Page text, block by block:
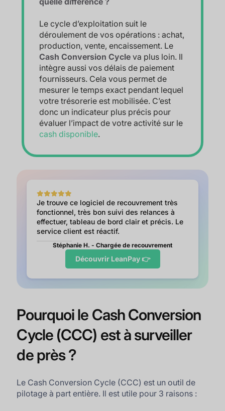
Le cycle d’exploitation suit le
déroulement de vos opérations : achat,
production, vente, encaissement. Le
Cash Conversion Cycle va plus loin. Il
intègre aussi vos délais de paiement
fournisseurs. Cela vous permet de
mesurer le temps exact pendant lequel
votre trésorerie est mobilisée. C’est
donc un indicateur plus précis pour
évaluer l’impact de votre activité sur le
cash disponible.
Je trouve ce logiciel de recouvrement très
fonctionnel, très bon suivi des relances à
effectuer, tableau de bord clair et précis. Le
service client est réactif.
Stéphanie H. - Chargée de recouvrement
Découvrir LeanPay 👉
Pourquoi le Cash Conversion
Cycle (CCC) est à surveiller
de près ?
Le Cash Conversion Cycle (CCC) est un outil de
pilotage à part entière. Il est utile pour 3 raisons :